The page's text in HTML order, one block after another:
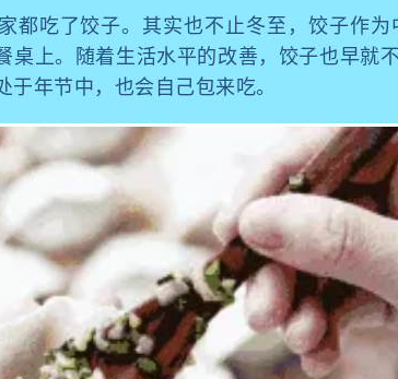
都吃了饺子。其实也不止冬至，饺子作
桌上。随着生活水平的改善，饺子也早就不
于年节中，也会自己包来吃。